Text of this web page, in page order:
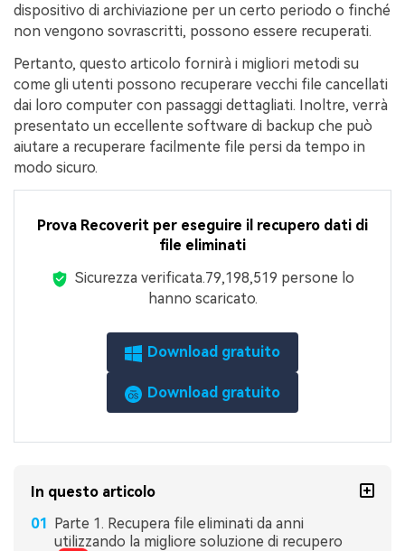
dispositivo di archiviazione per un certo periodo o finché
non vengono sovrascritti, possono essere recuperati.
Pertanto, questo articolo fornirà i migliori metodi su
come gli utenti possono recuperare vecchi file cancellati
dai loro computer con passaggi dettagliati. Inoltre, verrà
presentato un eccellente software di backup che può
aiutare a recuperare facilmente file persi da tempo in
modo sicuro.
Prova Recoverit per eseguire il recupero dati di
file eliminati
Sicurezza verificata.7,919,860persone lo
hanno scaricato.
Download gratuito
Download gratuito
In questo articolo
Parte 1. Recupera file eliminati da anni
utilizzando la migliore soluzione di recupero